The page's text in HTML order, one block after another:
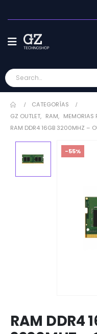
CATEGORÍAS
GZ OUTLET, RAM, MEMORIAS
RAM DDR4 16GB 3200MHZ –
-55%
RAM DDR4